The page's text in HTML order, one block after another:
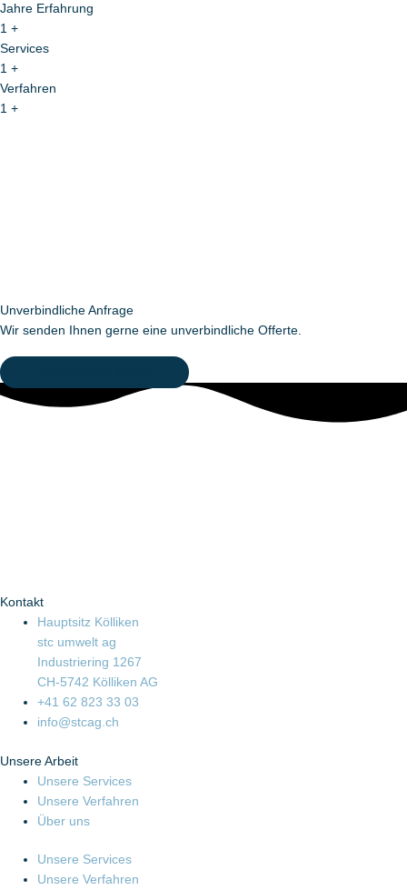
Jahre Erfahrung
1 +
Services
1 +
Verfahren
1 +
Unverbindliche Anfrage
Wir senden Ihnen gerne eine unverbindliche Offerte.
Kontakt
Hauptsitz Kölliken
stc umwelt ag
Industriering 1267
CH-5742 Kölliken AG
+41 62 823 33 03
info@stcag.ch
Unsere Arbeit
Unsere Services
Unsere Verfahren
Über uns
Unsere Services
Unsere Verfahren